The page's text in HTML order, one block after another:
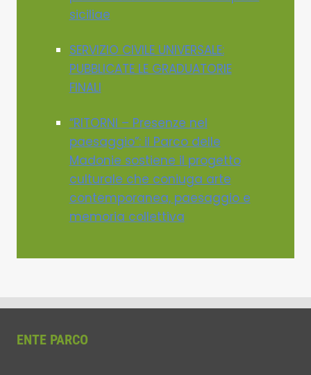
siciliae
SERVIZIO CIVILE UNIVERSALE:
PUBBLICATE LE GRADUATORIE
FINALI
“RITORNI – Presenze nel
paesaggio”: il Parco delle
Madonie sostiene il progetto
culturale che coniuga arte
contemporanea, paesaggio e
memoria collettiva
ENTE PARCO